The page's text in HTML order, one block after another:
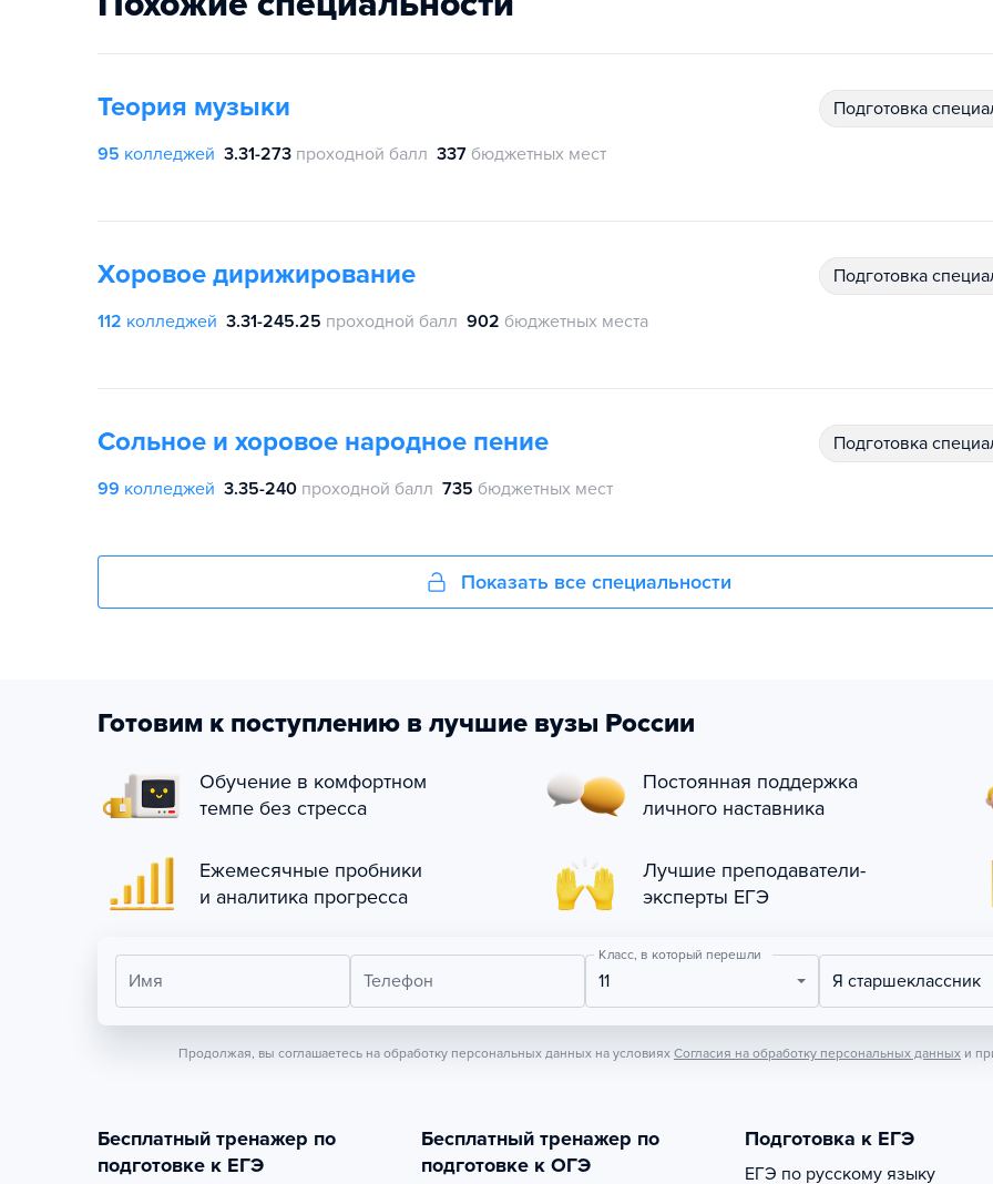
Теория музыки подготовка
95 колледжей 3.31-273 проходной балл 337 бюджетных мест
Хоровое дирижирование подготовка
112 колледжей 3.31-245.25 проходной балл 902 бюджетных места
Сольное и хоровое народное пение подготовка
99 колледжей 3.35-240 проходной балл 735 бюджетных мест
Показать все специальности
Готовим к поступлению в лучшие вузы России
Обучение в комфортном
темпе без стресса
Постоянная поддержка
личного наставника
Ежемесячные пробники
и аналитика прогресса
Лучшие преподаватели-
эксперты ЕГЭ
Имя Телефон
Класс, в который перешли
11 Я старшеклассник
Продолжая, вы соглашаетесь на обработку персональных данных на условиях Согласия на обработку персональных данных и
Бесплатный тренажер по
подготовке к ЕГЭ
Бесплатный тренажер по
подготовке к ОГЭ
Подготовка к ЕГЭ
ЕГЭ по русскому языку